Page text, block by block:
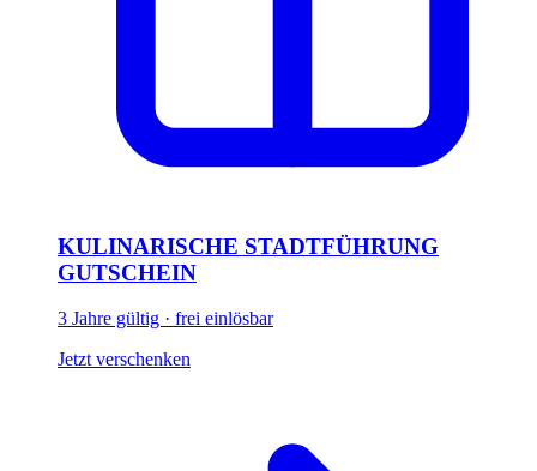
KULINARISCHE STADTFÜHRUNG
GUTSCHEIN
3 Jahre gültig · frei einlösbar
Jetzt verschenken